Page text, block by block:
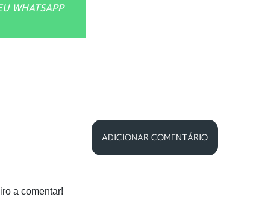
WHATSAPP
ADICIONAR COMENTÁRIO
a comentar!